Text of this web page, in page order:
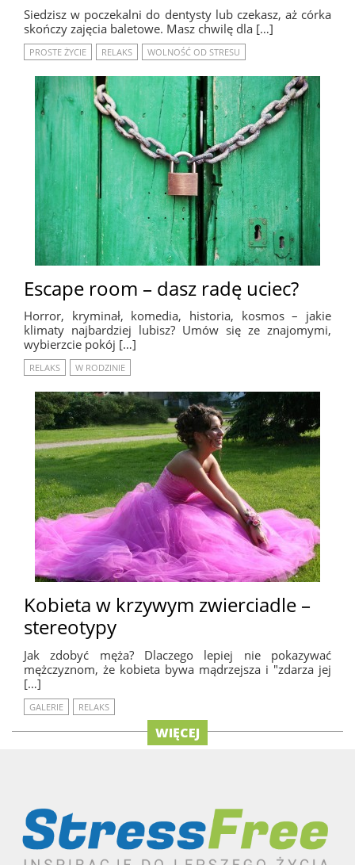
Siedzisz w poczekalni do dentysty lub czekasz, aż córka
skończy zajęcia baletowe. Masz chwilę dla […]
PROSTE ŻYCIE RELAKS WOLNOŚĆ OD STRESU
Escape room – dasz radę uciec?
Horror, kryminał, komedia, historia, kosmos – jakie
klimaty najbardziej lubisz? Umów się ze znajomymi,
wybierzcie pokój […]
RELAKS W RODZINIE
Kobieta w krzywym zwierciadle –
stereotypy
Jak zdobyć męża? Dlaczego lepiej nie pokazywać
mężczyznom, że kobieta bywa mądrzejsza i "zdarza jej
[…]
GALERIE RELAKS
WIĘCEJ